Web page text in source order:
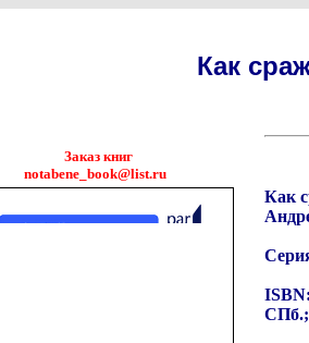
Как
Заказ книг
notabene_book@list.ru
Как
СПб.;